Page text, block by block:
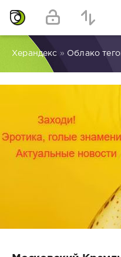
Херандекс » Облако